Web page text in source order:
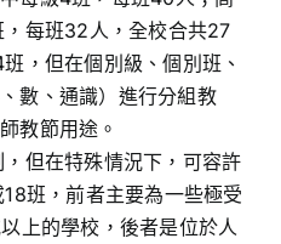
每班32人，全校合共27
，但在個別級、個別班、
數、通識）進行分組教
教節用途。
但在特殊情況下，可容許
班，前者主要為一些極受
上的學校，後者是位於人